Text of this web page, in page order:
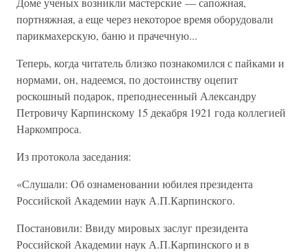
портняжная, а еще через некоторое время оборудовали
парикмахерскую, баню и прачечную...
Теперь, когда читатель близко познакомился с пайками и
нормами, он, надеемся, по достоинству оцепит
роскошный подарок, преподнесенный Александру
Петровичу Карпинскому 15 декабря 1921 года коллегией
Наркомпроса.
Из протокола заседания:
«Слушали: Об ознаменовании юбилея президента
Российской Академии наук А.П.Карпинского.
Постановили: Ввиду мировых заслуг президента
Российской Академии наук А.П.Карпинского и в